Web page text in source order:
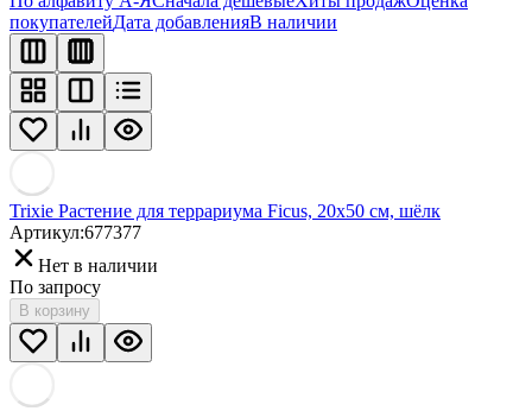
покупателейДата добавленияВ наличии
Trixie Растение для террариума Ficus, 20х50 см, шёлк
Артикул:677377
Нет в наличии
По запросу
В корзину